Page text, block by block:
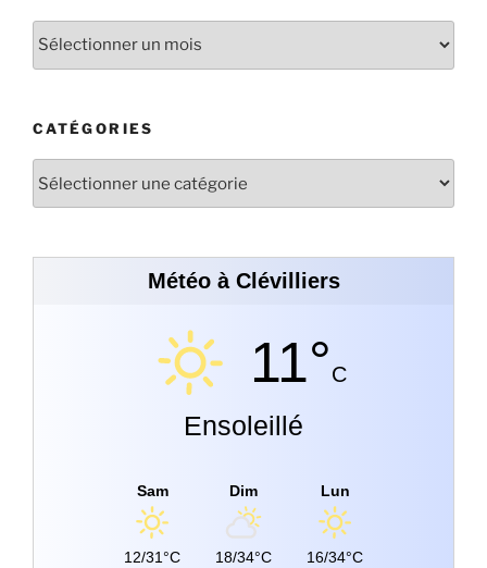
CATÉGORIES
Météo à Clévilliers
11°C
Ensoleillé
Sam
12/31°C
Dim
18/34°C
Lun
16/34°C